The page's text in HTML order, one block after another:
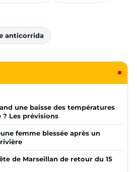
anticorrida
une baisse des températures
? Les prévisions
femme blessée après un
de Marseillan de retour du 15